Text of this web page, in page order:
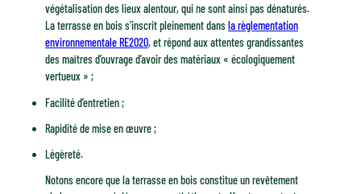
végétalisation des lieux alentour, qui ne sont ainsi pas dénaturés.
La terrasse en bois s’inscrit pleinement dansla règlementation
environnementale RE2020, et répond aux attentes grandissantes
des maîtres d’ouvrage d’avoir des matériaux « écologiquement
vertueux » ;
Facilité d’entretien ;
Rapidité de mise en œuvre ;
Légèreté.
Notons encore que la terrasse en bois constitue un revêtement